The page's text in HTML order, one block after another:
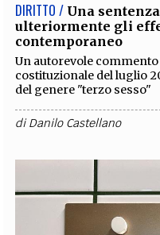
DIRITTO / Una
ulteriormente gli
contemporaneo
Un autorevole
costituzionale del luglio
del genere "terzo sesso"
diDanilo Castellano